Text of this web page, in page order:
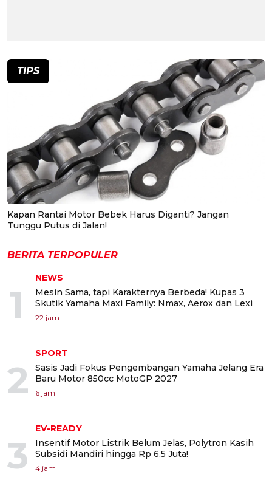
TIPS
Kapan Rantai Motor Bebek Harus Diganti? Jangan
Tunggu Putus di Jalan!
BERITA TERPOPULER
1
NEWS
Mesin Sama, tapi Karakternya Berbeda! Kupas 3
Skutik Yamaha Maxi Family: Nmax, Aerox dan Lexi
22 jam
2
SPORT
Sasis Jadi Fokus Pengembangan Yamaha Jelang Era
Baru Motor 850cc MotoGP 2027
6 jam
3
EV-READY
Insentif Motor Listrik Belum Jelas, Polytron Kasih
Subsidi Mandiri hingga Rp 6,5 Juta!
4 jam